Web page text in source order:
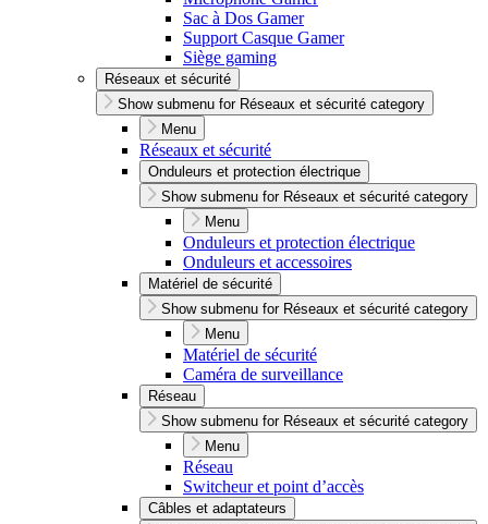
Sac à Dos Gamer
Support Casque Gamer
Siège gaming
Réseaux et sécurité
Show submenu for Réseaux et sécurité category
Menu
Réseaux et sécurité
Onduleurs et protection électrique
Show submenu for Réseaux et sécurité category
Menu
Onduleurs et protection électrique
Onduleurs et accessoires
Matériel de sécurité
Show submenu for Réseaux et sécurité category
Menu
Matériel de sécurité
Caméra de surveillance
Réseau
Show submenu for Réseaux et sécurité category
Menu
Réseau
Switcheur et point d’accès
Câbles et adaptateurs